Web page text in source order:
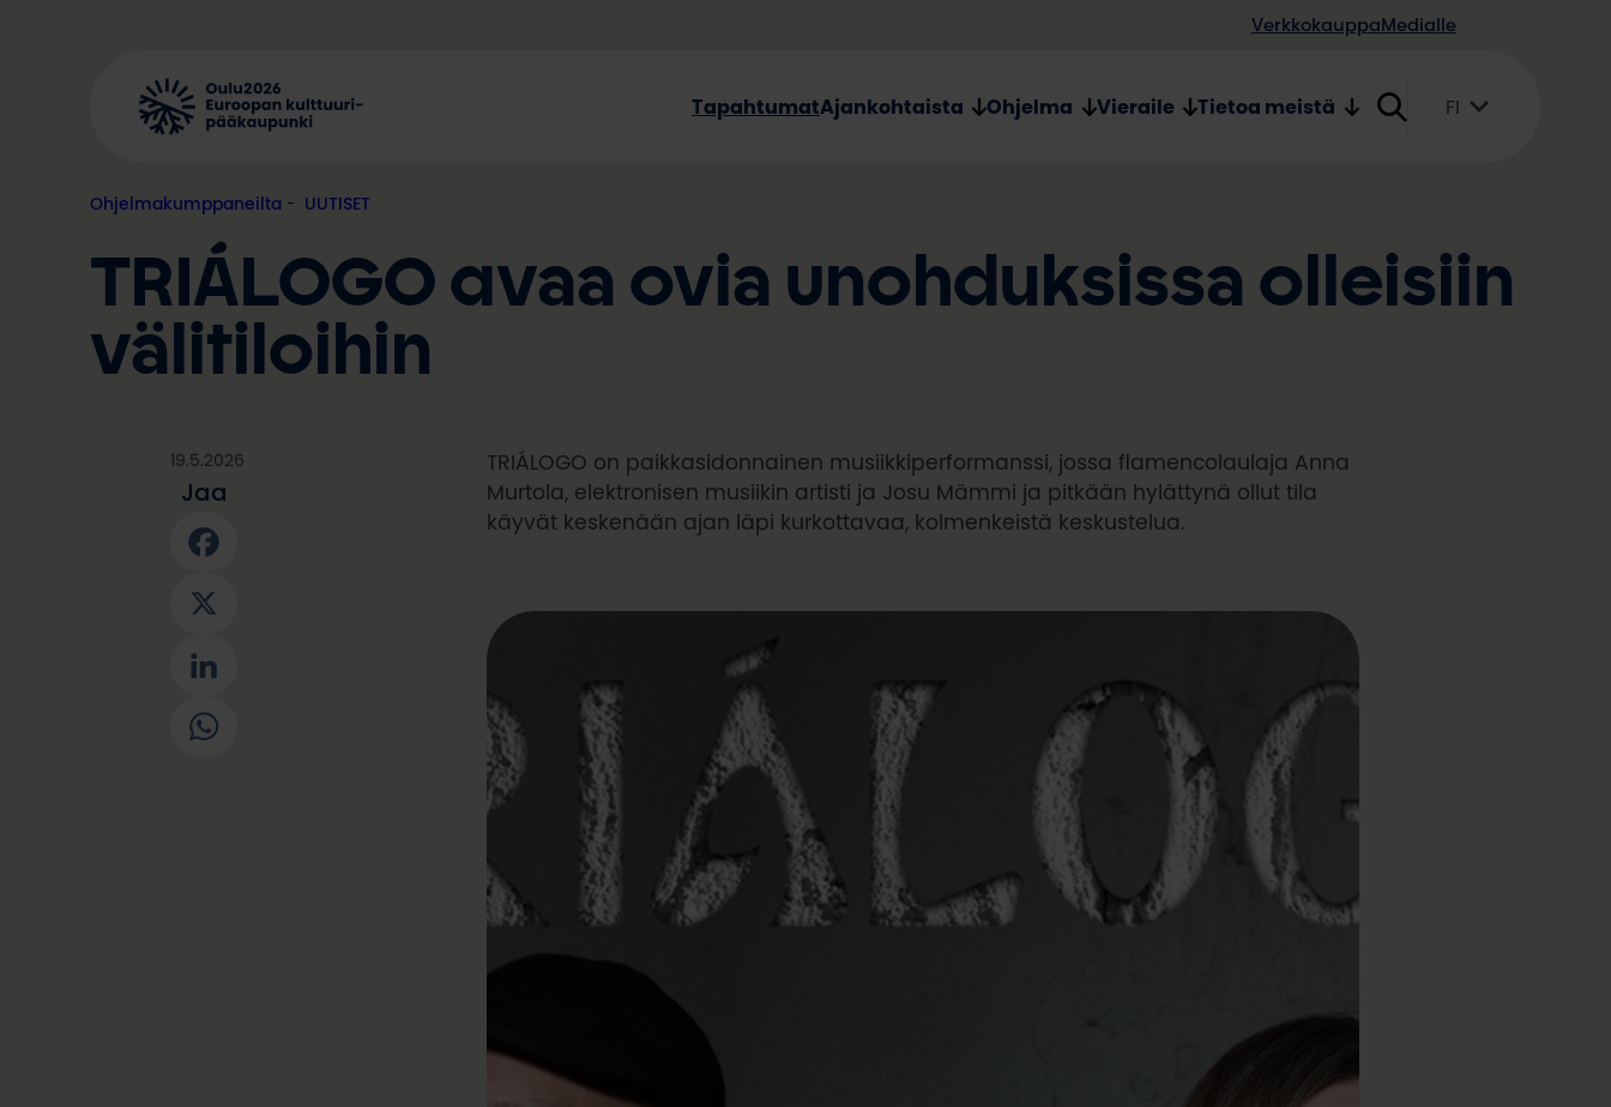
Verkkokauppa Medialle
TapahtumatAjankohtaista Ohjelma Vieraile Tietoa meistä FI
Ohjelmakumppaneilta UUTISET
TRIÁLOGO avaa ovia unohduksissa olleisiin
välitiloihin
19.5.2026
Jaa
Facebook
X
LinkedIn
WhatsApp
TRIÁLOGO on paikkasidonnainen musiikkiperformanssi, jossa flamencolaulaja Anna
Murtola, elektronisen musiikin artisti ja Josu Mämmi ja pitkään hylättynä ollut tila
käyvät keskenään ajan läpi kurkottavaa, kolmenkeistä keskustelua.